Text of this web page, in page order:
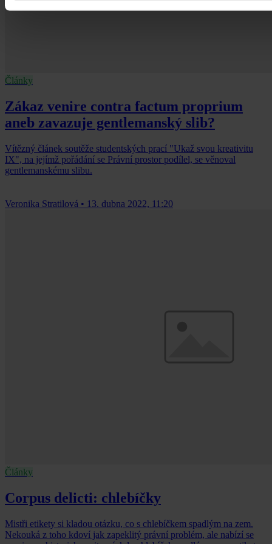
Články
Zákaz venire contra factum proprium
aneb zavazuje gentlemanský slib?
Vítězný článek soutěže studentských prací "Ukaž svou kreativitu
IX", na jejímž pořádání se Právní prostor podílel, se věnoval
gentlemanskému slibu.
Veronika Stratilová • 13. dubna 2022, 11:20
Články
Corpus delicti: chlebíčky
Mistři etikety si kladou otázku, co s chlebíčkem spadlým na zem.
Nekouká z toho kdoví jak zapeklitý právní problém, ale nabízí se